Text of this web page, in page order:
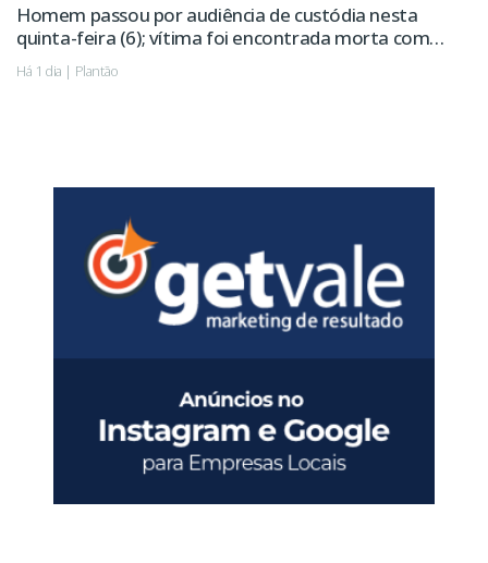
Homem passou por audiência de custódia nesta
quinta-feira (6); vítima foi encontrada morta com
sinais de violência.
Há 1 dia | Plantão